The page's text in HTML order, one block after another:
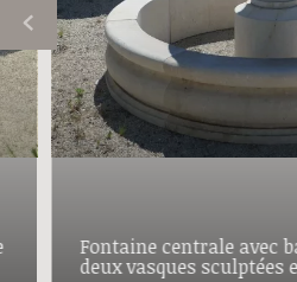
Fontaine centrale avec
deux vasques sculptées